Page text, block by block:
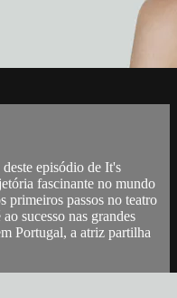
episódio de It's
fascinante no mundo
primeiros passos no teatro
sucesso nas grandes
Portugal, a atriz partilha